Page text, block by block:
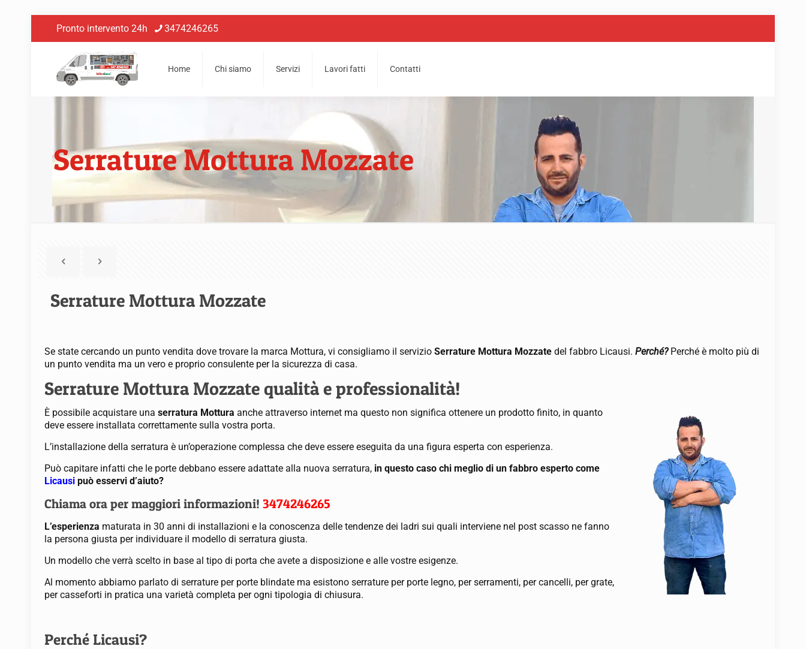
Pronto intervento 24h 3474246265
Home Chi siamo Servizi Lavori fatti Contatti
Serrature Mottura Mozzate
Serrature Mottura Mozzate
Se state cercando un punto vendita dove trovare la marca Mottura, vi consigliamo il servizioSerrature Mottura Mozzatedel fabbro Licausi.Perché?Perché è molto più di
un punto vendita ma un vero e proprio consulente per la sicurezza di casa.
Serrature Mottura Mozzate qualità e professionalità!
È possibile acquistare unaserratura Mottura anche attraverso internet ma questo non significa ottenere un prodotto finito, in quanto
deve essere installata correttamente sulla vostra porta.
L’installazione della serratura è un’operazione complessa che deve essere eseguita da una figura esperta con esperienza.
Può capitare infatti che le porte debbano essere adattate alla nuova serratura, in questo caso chi meglio di un fabbro esperto come
Licausi può esservi d’aiuto?
Chiama ora per maggiori informazioni!3474246265
L’esperienza maturata in 30 anni di installazioni e la conoscenza delle tendenze dei ladri sui quali interviene nel post scasso ne fanno
la persona giusta per individuare il modello di serratura giusta.
Un modello che verrà scelto in base al tipo di porta che avete a disposizione e alle vostre esigenze.
Al momento abbiamo parlato di serrature per porte blindate ma esistono serrature per porte legno, per serramenti, per cancelli, per grate,
per casseforti in pratica una varietà completa per ogni tipologia di chiusura.
Perché Licausi?